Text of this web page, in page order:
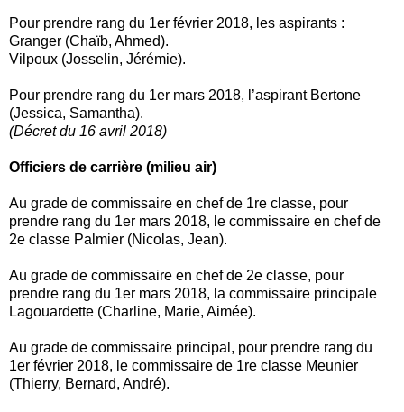
Pour prendre rang du 1er février 2018, les aspirants :
Granger (Chaïb, Ahmed).
Vilpoux (Josselin, Jérémie).
Pour prendre rang du 1er mars 2018, l’aspirant Bertone
(Jessica, Samantha).
(Décret du 16 avril 2018)
Officiers de carrière (milieu air)
Au grade de commissaire en chef de 1re classe, pour
prendre rang du 1er mars 2018, le commissaire en chef de
2e classe Palmier (Nicolas, Jean).
Au grade de commissaire en chef de 2e classe, pour
prendre rang du 1er mars 2018, la commissaire principale
Lagouardette (Charline, Marie, Aimée).
Au grade de commissaire principal, pour prendre rang du
1er février 2018, le commissaire de 1re classe Meunier
(Thierry, Bernard, André).